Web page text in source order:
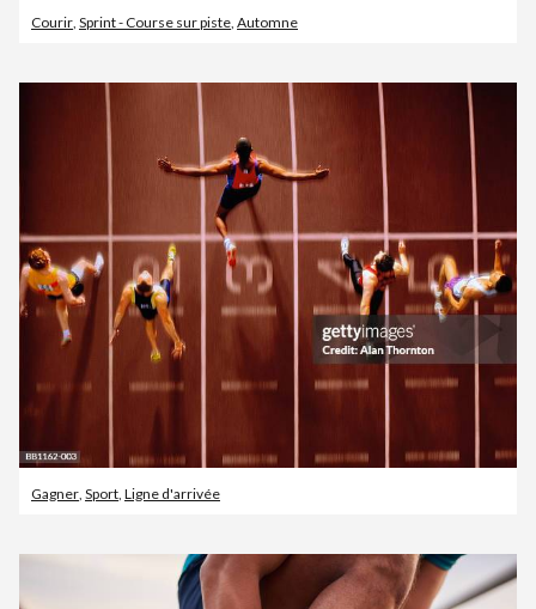
Courir Sprint - Course sur piste Automne
Gagner Sport Ligne d'arrivée